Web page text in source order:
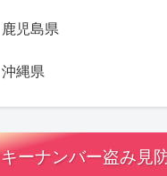
鹿児島県
沖縄県
キーナンバー盗み見